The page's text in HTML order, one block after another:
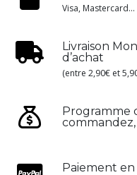
Visa, Mastercard...
Livraison
d’achat
(entre 2,90€ et
Programme
Paiement en